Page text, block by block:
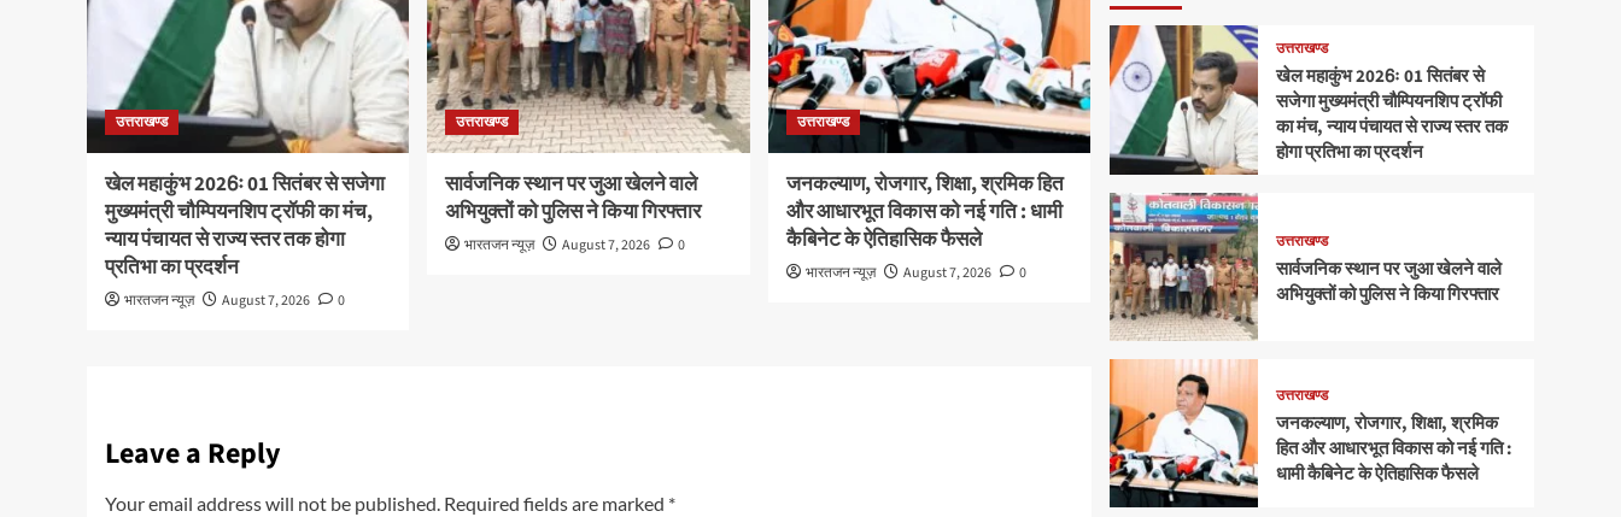
उत्तराखण्ड
खेल महाकुंभ 2026ः 01 सितंबर से सजेगा
मुख्यमंत्री चौम्पियनशिप ट्रॉफी का मंच,
न्याय पंचायत से राज्य स्तर तक होगा
प्रतिभा का प्रदर्शन
भारतजन न्यूज़ August 7, 2026 0
उत्तराखण्ड
सार्वजनिक स्थान पर जुआ खेलने वाले
अभियुक्तों को पुलिस ने किया गिरफ्तार
भारतजन न्यूज़ August 7, 2026 0
उत्तराखण्ड
जनकल्याण, रोजगार, शिक्षा, श्रमिक हित
और आधारभूत विकास को नई गति : धामी
कैबिनेट के ऐतिहासिक फैसले
भारतजन न्यूज़ August 7, 2026 0
Leave a Reply
Your email address will not be published. Required fields are marked *
उत्तराखण्ड
खेल महाकुंभ 2026ः 01 सितंबर से
सजेगा मुख्यमंत्री चौम्पियनशिप ट्रॉफी
का मंच, न्याय पंचायत से राज्य स्तर तक
होगा प्रतिभा का प्रदर्शन
उत्तराखण्ड
सार्वजनिक स्थान पर जुआ खेलने वाले
अभियुक्तों को पुलिस ने किया गिरफ्तार
उत्तराखण्ड
जनकल्याण, रोजगार, शिक्षा, श्रमिक
हित और आधारभूत विकास को नई गति :
धामी कैबिनेट के ऐतिहासिक फैसले